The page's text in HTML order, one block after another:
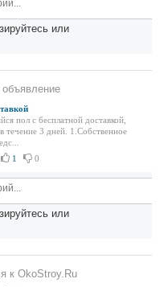
или
пол с бесплатной доставкой,
3 дней. 1.Собственное
1 0
или
к OkoStroy.Ru